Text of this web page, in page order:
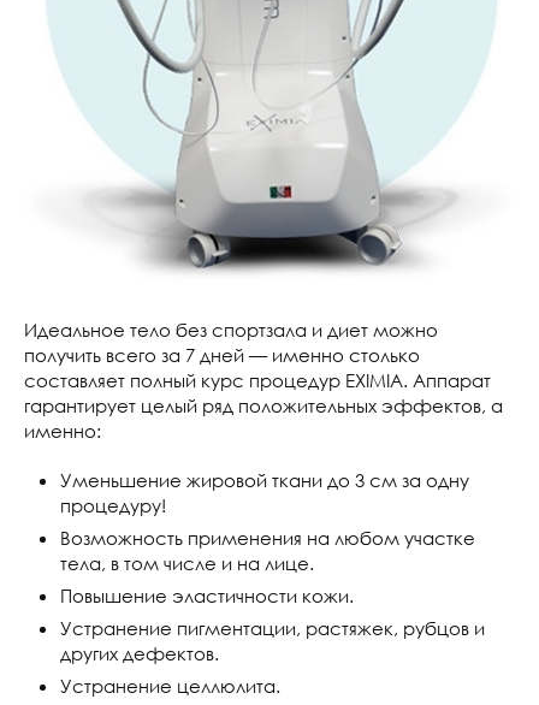
Идеальное тело без спортзала и диет можно
получить всего за 7 дней — именно столько
составляет полный курс процедур EXIMIA. Аппарат
гарантирует целый ряд положительных эффектов, а
именно:
Уменьшение жировой ткани до 3 см за одну
процедуру!
Возможность применения на любом участке
тела, в том числе и на лице.
Повышение эластичности кожи.
Устранение пигментации, растяжек, рубцов и
других дефектов.
Устранение целлюлита.